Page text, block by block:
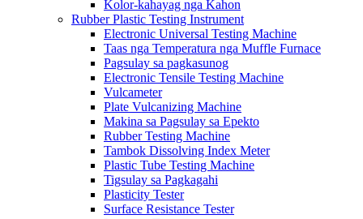
Kolor-kahayag nga Kahon
Rubber Plastic Testing Instrument
Electronic Universal Testing Machine
Taas nga Temperatura nga Muffle Furnace
Pagsulay sa pagkasunog
Electronic Tensile Testing Machine
Vulcameter
Plate Vulcanizing Machine
Makina sa Pagsulay sa Epekto
Rubber Testing Machine
Tambok Dissolving Index Meter
Plastic Tube Testing Machine
Tigsulay sa Pagkagahi
Plasticity Tester
Surface Resistance Tester